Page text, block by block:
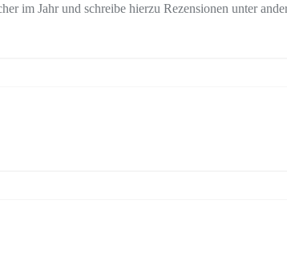
im Jahr und schreibe hierzu Rezensionen unter